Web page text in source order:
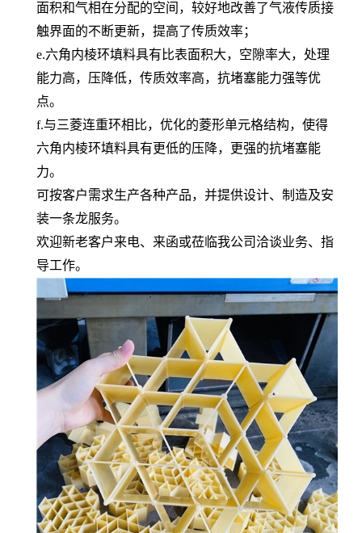
面积和气相在分配的空间，较好地改善了气液传质接
触界面的不断更新，提高了传质效率；
e.六角内棱环填料具有比表面积大，空隙率大，处理
能力高，压降低，传质效率高，抗堵塞能力强等优
点。
f.与三菱连重环相比，优化的菱形单元格结构，使得
六角内棱环填料具有更低的压降，更强的抗堵塞能
力。
可按客户需求生产各种产品，并提供设计、制造及安
装一条龙服务。
欢迎新老客户来电、来函或莅临我公司洽谈业务、指
导工作。